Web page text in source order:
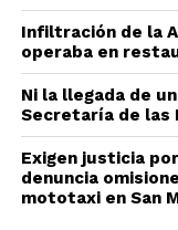
Infiltración de la
operaba en
Ni la llegada de
Secretaría de las
Exigen justicia
denuncia
mototaxi en San